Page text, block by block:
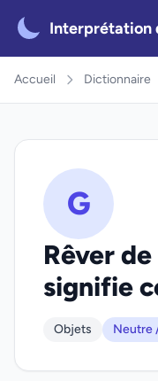
Interprétation
Accueil Dictionnaire
G
Rêver
signifie
Objets Neutre